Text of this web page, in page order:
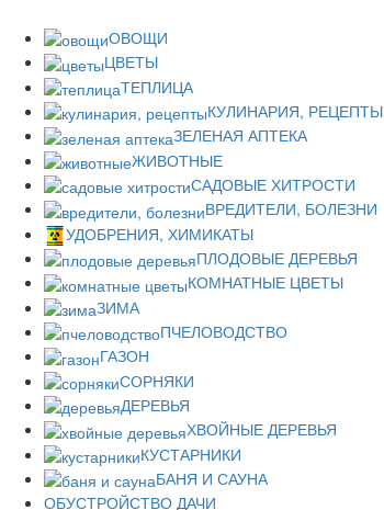
ОВОЩИ
ЦВЕТЫ
ТЕПЛИЦА
КУЛИНАРИЯ, РЕЦЕПТЫ
ЗЕЛЕНАЯ АПТЕКА
ЖИВОТНЫЕ
САДОВЫЕ ХИТРОСТИ
ВРЕДИТЕЛИ, БОЛЕЗНИ
УДОБРЕНИЯ, ХИМИКАТЫ
ПЛОДОВЫЕ ДЕРЕВЬЯ
КОМНАТНЫЕ ЦВЕТЫ
ЗИМА
ПЧЕЛОВОДСТВО
ГАЗОН
СОРНЯКИ
ДЕРЕВЬЯ
ХВОЙНЫЕ ДЕРЕВЬЯ
КУСТАРНИКИ
БАНЯ И САУНА
ОБУСТРОЙСТВО ДАЧИ